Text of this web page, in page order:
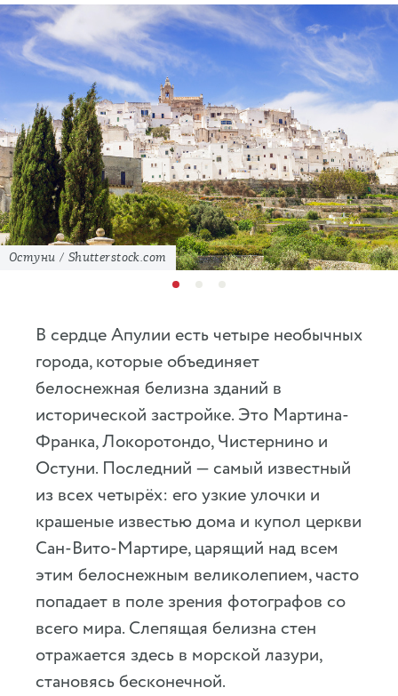
Остуни / Shutterstock.com
В сердце Апулии есть четыре необычных
города, которые объединяет
белоснежная белизна зданий в
исторической застройке. Это Мартина-
Франка, Локоротондо, Чистернино и
Остуни. Последний — самый известный
из всех четырёх: его узкие улочки и
крашеные известью дома и купол церкви
Сан-Вито-Мартире, царящий над всем
этим белоснежным великолепием, часто
попадает в поле зрения фотографов со
всего мира. Слепящая белизна стен
отражается здесь в морской лазури,
становясь бесконечной.